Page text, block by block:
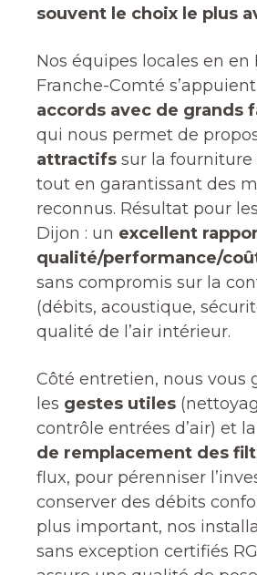
souvent le choix le plus
Nos équipes locales en en
Franche-Comté
accords avec de grands
qui nous permet de
attractifs sur la fourniture
tout en garantissant des
reconnus. Résultat pour
Dijon : un excellent
qualité/performance/
sans compromis sur la
(débits, acoustique,
qualité de l’air intérieur.
Côté entretien, nous vous
les gestes utiles
contrôle entrées d’air) et la
de remplacement des
flux, pour pérenniser
conserver des débits
plus important, nos
sans exception certifiés